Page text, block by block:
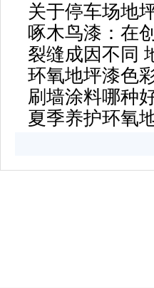
关于停车场地
啄木鸟漆：在
裂缝成因不同
环氧地坪漆色
刷墙涂料哪种
夏季养护环氧